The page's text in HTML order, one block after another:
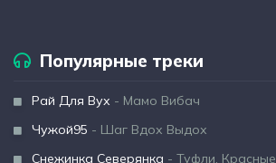
Популярные треки
Рай Для Вух - Мамо Вибач
Чужой95 - Шаг Вдох Выдох
Снежинка Северянка - Туфли, Красные